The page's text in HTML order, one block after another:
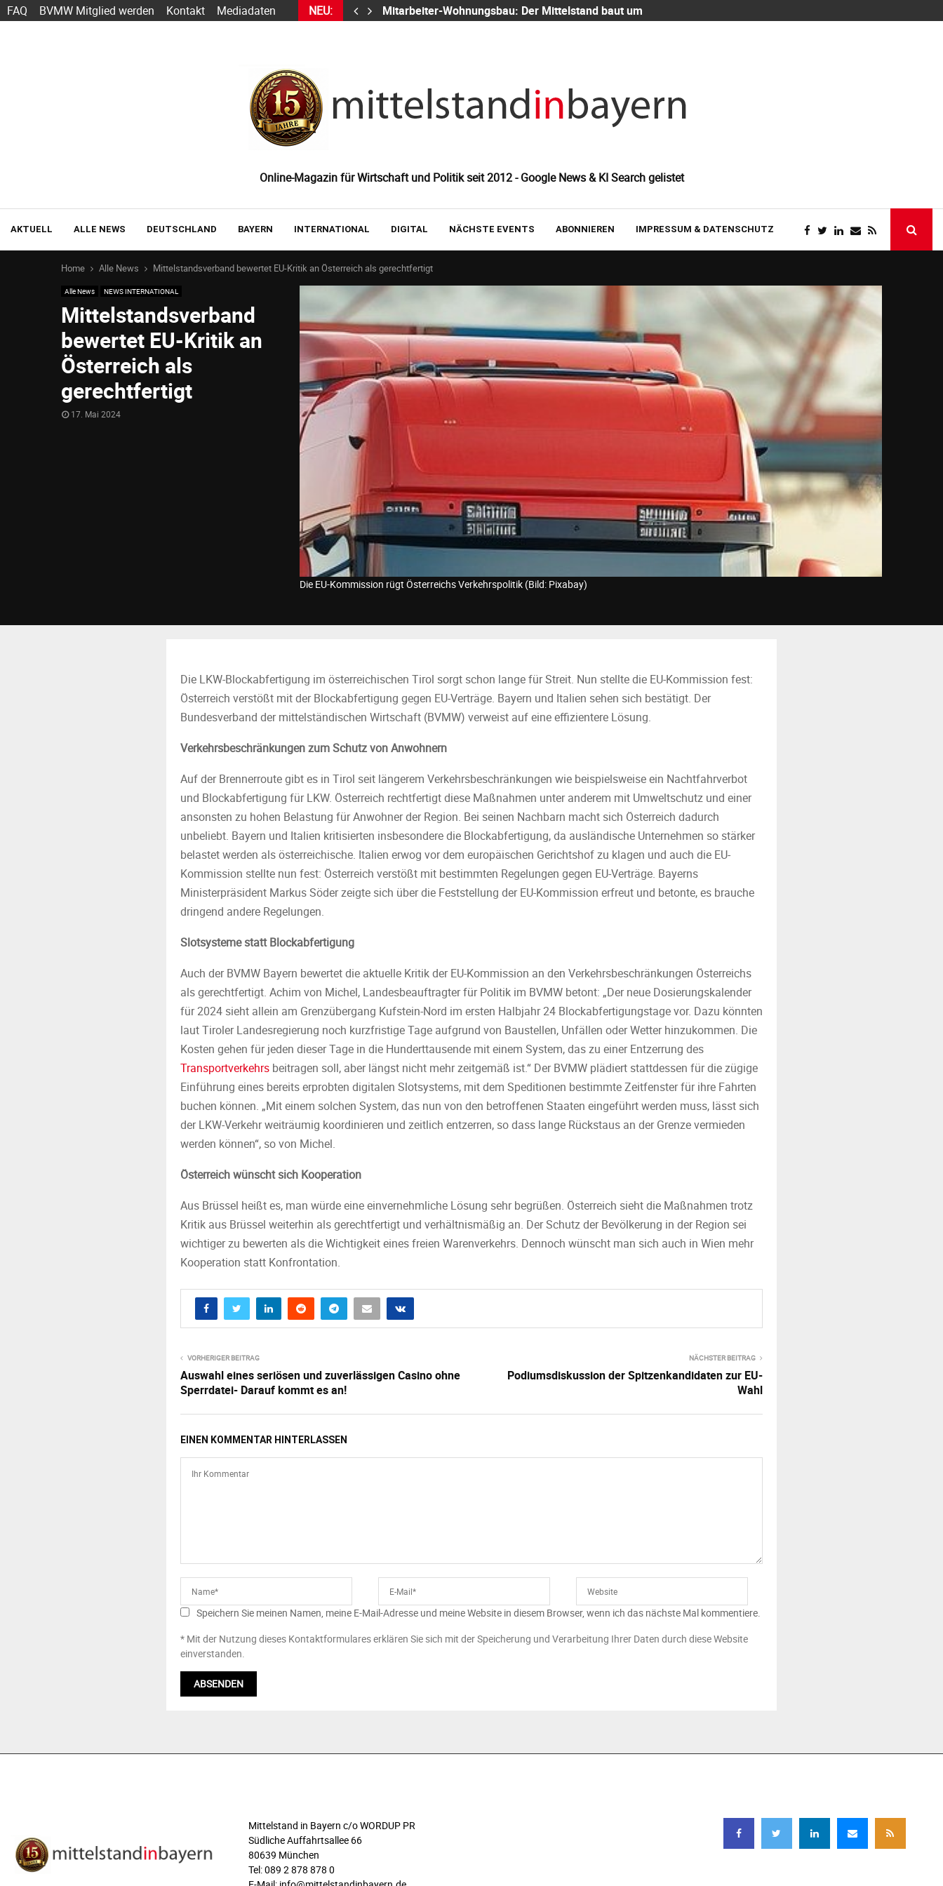
FAQ BVMW Mitglied werden Kontakt Mediadaten NEU:
Sarbacane wird zu Positive User Mitarbeiter-Wohnungsbau: Der Mittelstand baut um
Online-Magazin für Wirtschaft und Politik seit 2012 - Google News & KI Search gelistet
AKTUELL ALLE NEWS DEUTSCHLAND BAYERN INTERNATIONAL DIGITAL NÄCHSTE EVENTS ABONNIEREN IMPRESSUM & DATENSCHUTZ
Home Alle News Mittelstandsverband bewertet EU-Kritik an Österreich als gerechtfertigt
Alle News NEWS INTERNATIONAL
Mittelstandsverband
bewertet EU-Kritik an
Österreich als
gerechtfertigt
17. Mai 2024
Die EU-Kommission rügt Österreichs Verkehrspolitik (Bild: Pixabay)
Die LKW-Blockabfertigung im österreichischen Tirol sorgt schon lange für Streit. Nun stellte die EU-Kommission fest:
Österreich verstößt mit der Blockabfertigung gegen EU-Verträge. Bayern und Italien sehen sich bestätigt. Der
Bundesverband der mittelständischen Wirtschaft (BVMW) verweist auf eine effizientere Lösung.
Verkehrsbeschränkungen zum Schutz von Anwohnern
Auf der Brennerroute gibt es in Tirol seit längerem Verkehrsbeschränkungen wie beispielsweise ein Nachtfahrverbot
und Blockabfertigung für LKW. Österreich rechtfertigt diese Maßnahmen unter anderem mit Umweltschutz und einer
ansonsten zu hohen Belastung für Anwohner der Region. Bei seinen Nachbarn macht sich Österreich dadurch
unbeliebt. Bayern und Italien kritisierten insbesondere die Blockabfertigung, da ausländische Unternehmen so stärker
belastet werden als österreichische. Italien erwog vor dem europäischen Gerichtshof zu klagen und auch die EU-
Kommission stellte nun fest: Österreich verstößt mit bestimmten Regelungen gegen EU-Verträge. Bayerns
Ministerpräsident Markus Söder zeigte sich über die Feststellung der EU-Kommission erfreut und betonte, es brauche
dringend andere Regelungen.
Slotsysteme statt Blockabfertigung
Auch der BVMW Bayern bewertet die aktuelle Kritik der EU-Kommission an den Verkehrsbeschränkungen Österreichs
als gerechtfertigt. Achim von Michel, Landesbeauftragter für Politik im BVMW betont: „Der neue Dosierungskalender
für 2024 sieht allein am Grenzübergang Kufstein-Nord im ersten Halbjahr 24 Blockabfertigungstage vor. Dazu könnten
laut Tiroler Landesregierung noch kurzfristige Tage aufgrund von Baustellen, Unfällen oder Wetter hinzukommen. Die
Kosten gehen für jeden dieser Tage in die Hunderttausende mit einem System, das zu einer Entzerrung des
Transportverkehrs beitragen soll, aber längst nicht mehr zeitgemäß ist.“ Der BVMW plädiert stattdessen für die zügige
Einführung eines bereits erprobten digitalen Slotsystems, mit dem Speditionen bestimmte Zeitfenster für ihre Fahrten
buchen können. „Mit einem solchen System, das nun von den betroffenen Staaten eingeführt werden muss, lässt sich
der LKW-Verkehr weiträumig koordinieren und zeitlich entzerren, so dass lange Rückstaus an der Grenze vermieden
werden können“, so von Michel.
Österreich wünscht sich Kooperation
Aus Brüssel heißt es, man würde eine einvernehmliche Lösung sehr begrüßen. Österreich sieht die Maßnahmen trotz
Kritik aus Brüssel weiterhin als gerechtfertigt und verhältnismäßig an. Der Schutz der Bevölkerung in der Region sei
wichtiger zu bewerten als die Wichtigkeit eines freien Warenverkehrs. Dennoch wünscht man sich auch in Wien mehr
Kooperation statt Konfrontation.
VORHERIGER BEITRAG
Auswahl eines seriösen und zuverlässigen Casino ohne
Sperrdatei- Darauf kommt es an!
NÄCHSTER BEITRAG
Podiumsdiskussion der Spitzenkandidaten zur EU-
Wahl
EINEN KOMMENTAR HINTERLASSEN
Speichern Sie meinen Namen, meine E-Mail-Adresse und meine Website in diesem Browser, wenn ich das nächste Mal kommentiere.
* Mit der Nutzung dieses Kontaktformulares erklären Sie sich mit der Speicherung und Verarbeitung Ihrer Daten durch diese Website
einverstanden.
Mittelstand in Bayern c/o WORDUP PR
Südliche Auffahrtsallee 66
80639 München
Tel: 089 2 878 878 0